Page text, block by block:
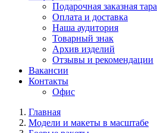
Подарочная заказная тара
Оплата и доставка
Наша аудитория
Товарный знак
Архив изделий
Отзывы и рекомендации
Вакансии
Контакты
Офис
Главная
Модели и макеты в масштабе